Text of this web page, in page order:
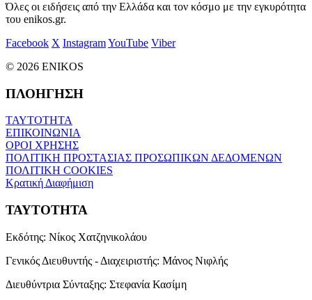
Όλες οι ειδήσεις από την Ελλάδα και τον κόσμο με την εγκυρότητα
του enikos.gr.
Facebook X InstagramYouTube Viber
© 2026 ENIKOS
ΠΛΟΗΓΗΣΗ
ΤΑΥΤΟΤΗΤΑ
ΕΠΙΚΟΙΝΩΝΙΑ
ΟΡΟΙ ΧΡΗΣΗΣ
ΠΟΛΙΤΙΚΗ ΠΡΟΣΤΑΣΙΑΣ ΠΡΟΣΩΠΙΚΩΝ ΔΕΔΟΜΕΝΩΝ
ΠΟΛΙΤΙΚΗ COOKIES
Κρατική Διαφήμιση
ΤΑΥΤΟΤΗΤΑ
Εκδότης: Νίκος Χατζηνικολάου
Γενικός Διευθυντής - Διαχειριστής: Μάνος Νιφλής
Διευθύντρια Σύνταξης: Στεφανία Κασίμη